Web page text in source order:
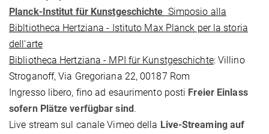
Planck-Institut für Kunstgeschichte Simposio alla
Bibltiotheca Hertziana - Istituto Max Planck per la storia
dell'arte
Bibliotheca Hertziana - MPI für Kunstgeschichte: Villino
Stroganoff, Via Gregoriana 22, 00187 Rom
Ingresso libero, fino ad esaurimento posti Freier Einlass
sofern Plätze verfügbar sind.
Live stream sul canale Vimeo della Live-Streaming auf